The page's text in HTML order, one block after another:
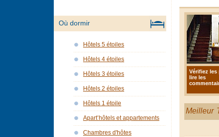
Vérifiez les
lire les
Meilleur
Où dormir
Hôtels 5 étoiles
Hôtels 4 étoiles
Hôtels 3 étoiles
Hôtels 2 étoiles
Hôtels 1 étoile
Apart’hôtels et appartements
Chambres d'hôtes